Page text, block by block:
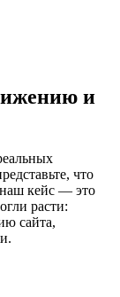
и
что
кейс — это
расти:
сайта,